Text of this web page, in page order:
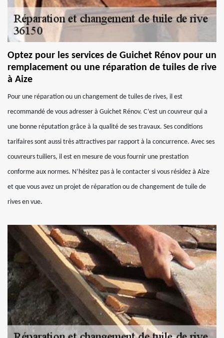
Optez pour les services de Guichet Rénov pour un
remplacement ou une réparation de tuiles de rive
à Aize
Pour une réparation ou un changement de tuiles de rives, il est
recommandé de vous adresser à Guichet Rénov. C’est un couvreur qui a
une bonne réputation grâce à la qualité de ses travaux. Ses conditions
tarifaires sont aussi très attractives par rapport à la concurrence. Avec ses
couvreurs tuiliers, il est en mesure de vous fournir une prestation
conforme aux normes. N’hésitez pas à le contacter si vous résidez à Aize
et que vous avez un projet de réparation ou de changement de tuile de
rives en vue.